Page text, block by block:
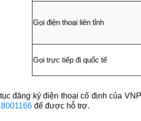
Gọi điện thoại liên tỉnh
Gọi trực tiếp đi quốc tế
đăng ký điện thoại cố định của
để được hỗ trợ.